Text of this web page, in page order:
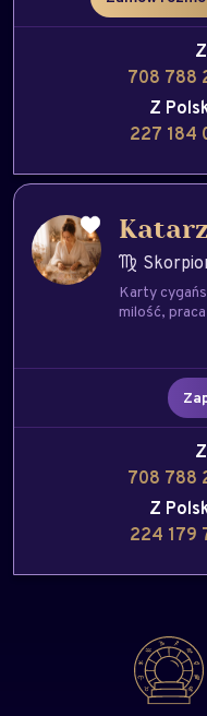
708 788
Z
227 184
Karty
milość praca
708 788
Z
224 179